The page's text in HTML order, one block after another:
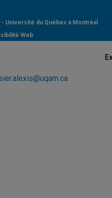
- Université du Québec à Montréal
Web